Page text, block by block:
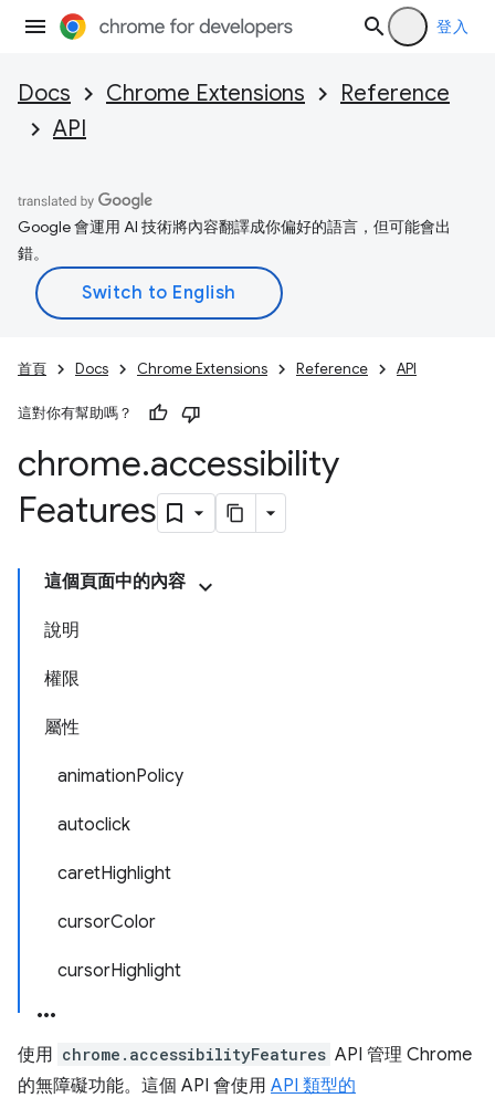
登入
Docs Chrome Extensions
Reference
API
Google 會運用 AI 技術將內容翻譯成你偏好的語言，但可能會出
錯。
首頁 Docs Chrome Extensions Reference API
這對你有幫助嗎？
chrome.accessibility
Features
這個頁面中的內容
說明
權限
屬性
animationPolicy
autoclick
caretHighlight
cursorColor
cursorHighlight
使用 chrome.accessibilityFeatures API 管理 Chrome
的無障礙功能。這個 API 會使用 API 類型的